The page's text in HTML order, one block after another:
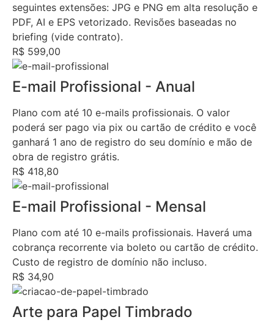
seguintes extensões: JPG e PNG em alta resolução e
PDF, AI e EPS vetorizado. Revisões baseadas no
briefing (vide contrato).
R$ 599,00
E-mail Profissional - Anual
Plano com até 10 e-mails profissionais. O valor
poderá ser pago via pix ou cartão de crédito e você
ganhará 1 ano de registro do seu domínio e mão de
obra de registro grátis.
R$ 418,80
E-mail Profissional - Mensal
Plano com até 10 e-mails profissionais. Haverá uma
cobrança recorrente via boleto ou cartão de crédito.
Custo de registro de domínio não incluso.
R$ 34,90
Arte para Papel Timbrado